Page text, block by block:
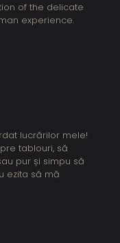
of the delicate
experience.
lucrărilor mele!
tablouri, să
pur și simpu să
ezita să mă